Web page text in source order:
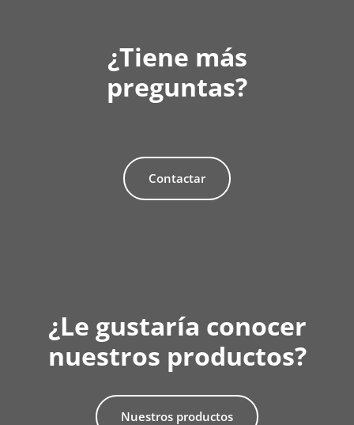
¿Tiene más
preguntas?
Contactar
¿Le gustaría conocer
nuestros productos?
Nuestros productos